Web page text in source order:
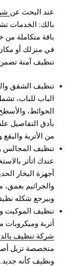
عند البحث عن
بالك: الخدمات
باقة متكاملة
في منزلك أو
تنظيف آمنة
تنظيف الشقق
الباب للباب،
الحوائط،
بأدق التفاصيل
من الأتربة
تنظيف المجالس
عندك اتأثر
أجهزة البخار
والجراثيم
وبيرجع شكله
تنظيف الموكيت
أتربة
شركة تنظيف
متخصصة تزيل
ونظيف كأنه جديد.